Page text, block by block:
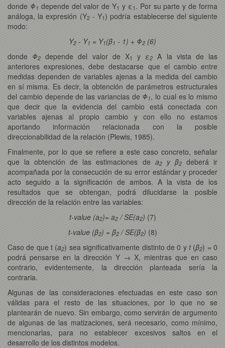
donde Φ 1 depende del valor de Y1 y ε 1 . Por su parte y de forma
análoga, la expresión (Y2- Y1) podría establecerse del siguiente
modo:
Y2 - Y1 = Y1(β1 - 1) + Φ2 (6)
donde Φ2 depende del valor de X1 y ε2 A la vista de las
anteriores expresiones, debe destacarse que el cambio entre
medidas dependen de variables ajenas a la medida del cambio
en sí misma. Es decir, la obtención de parámetros estructurales
del cambio depende de las variancias de Φ1, lo cual es lo mismo
que decir que la evidencia del cambio está conectada con
variables ajenas al propio cambio y con ello no estamos
aportando información relacionada con la posible
direccionabilidad de la relación (Plewis, 1985).
Finalmente, por lo que se refiere a este caso concreto, señalar
que la obtención de las estimaciones de a2y β2deberá ir
acompañada por la consecución de su error estándar y proceder
acto seguido a la significación de ambos. A la vista de los
resultados que se obtengan, podrá dilucidarse la posible
dirección de la relación entre las variables:
t-value (a2)= a2/ SE(a2) (7)
t-value (β2) = β2/ SE(β2) (8)
Caso de que t (a2) sea significativamente distinto de 0 y t(β2) = 0
podrá pensarse en la dirección Y → X, mientras que en caso
contrario, evidentemente, la dirección planteada sería la
contraria.
Algunas de las consideraciones efectuadas en este caso son
válidas para el resto de las situaciones, por lo que no se
plantearán de nuevo. Sin embargo, como servirán de argumento
de algunas de las matizaciones, será necesario, como mínimo,
mencionarlas, para no establecer excesivos saltos en el
desarrollo de los distintos modelos.